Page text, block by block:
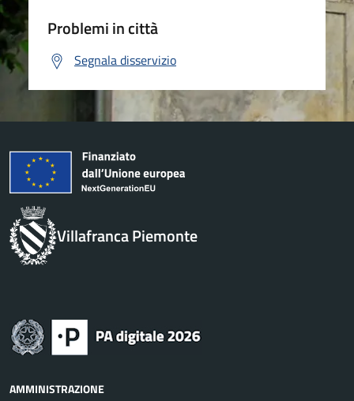
Problemi in città
Segnala disservizio
Villafranca Piemonte
AMMINISTRAZIONE